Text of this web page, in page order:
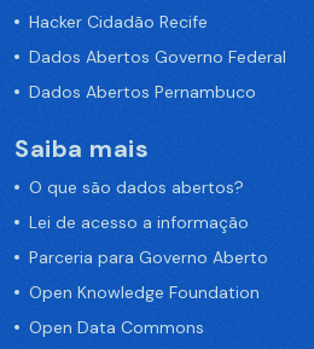
Hacker Cidadão Recife
Dados Abertos Governo Federal
Dados Abertos Pernambuco
Saiba mais
O que são dados abertos?
Lei de acesso a informação
Parceria para Governo Aberto
Open Knowledge Foundation
Open Data Commons